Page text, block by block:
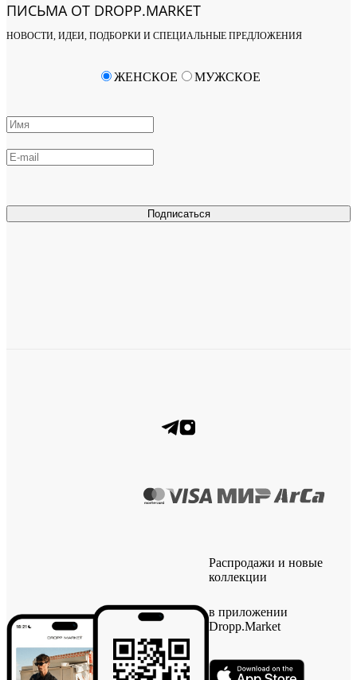
ПИСЬМА ОТ DROPP.MARKET
НОВОСТИ, ИДЕИ, ПОДБОРКИ И СПЕЦИАЛЬНЫЕ ПРЕДЛОЖЕНИЯ
Подписаться
ЖЕНСКОЕ МУЖСКОЕ
Распродажи и новые
коллекции
в приложении
Dropp.Market